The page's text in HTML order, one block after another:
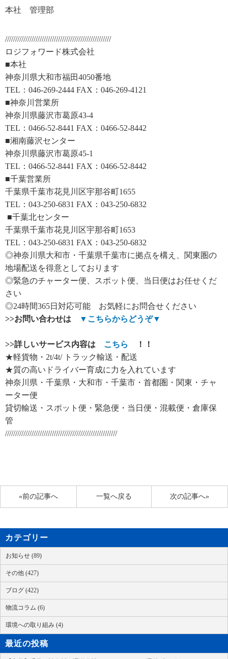
本社 管理部
////////////////////////////////////////////////////
ロジフォワード株式会社
■本社
神奈川県大和市福田4050番地
TEL：046-269-2444 FAX：046-269-4121
■神奈川営業所
神奈川県藤沢市葛原43-4
TEL：0466-52-8441 FAX：0466-52-8442
■湘南藤沢センター
神奈川県藤沢市葛原45-1
TEL：0466-52-8441 FAX：0466-52-8442
■千葉営業所
千葉県千葉市花見川区宇那谷町1655
TEL：043-250-6831 FAX：043-250-6832
■千葉北センター
千葉県千葉市花見川区宇那谷町1653
TEL：043-250-6831 FAX：043-250-6832
◎神奈川県大和市・千葉県千葉市に拠点を構え、関東圏の
地場配送を得意としております
◎緊急のチャーター便、スポット便、当日便はお任せくだ
さい
◎24時間365日対応可能 お気軽にお問合せください
>>お問い合わせは ▼ こちらからどうぞ▼
>>詳しいサービス内容は こちら
！！
★軽貨物・2t/4t/ トラック輸送・配送
★質の高いドライバー育成に力を入れています
神奈川県・千葉県・大和市・千葉市・首都圏・関東・チャ
ーター便
貸切輸送・スポット便・緊急便・当日便・混載便・倉庫保
管
///////////////////////////////////////////////////////
«前の記事へ 次の記事へ»
一覧へ戻る
カテゴリー
お知らせ (89)
その他 (427)
ブログ (422)
物流コラム (6)
環境への取り組み (4)
最近の投稿